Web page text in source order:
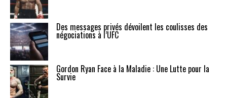
Des messages privés dévoilent les coulisses des
négociations à l’UFC
Gordon Ryan Face à la Maladie : Une Lutte pour la
Survie